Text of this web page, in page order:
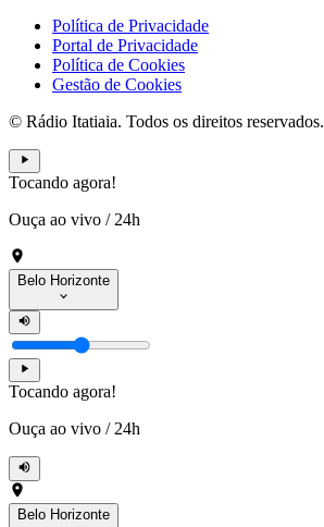
Política de Privacidade
Portal de Privacidade
Política de Cookies
Gestão de Cookies
© Rádio Itatiaia. Todos os direitos reservados.
Tocando agora!
Ouça ao vivo / 24h
Belo Horizonte
Tocando agora!
Ouça ao vivo / 24h
Belo Horizonte